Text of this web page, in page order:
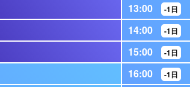
13:00 -1日
14:00 -1日
15:00 -1日
16:00 -1日